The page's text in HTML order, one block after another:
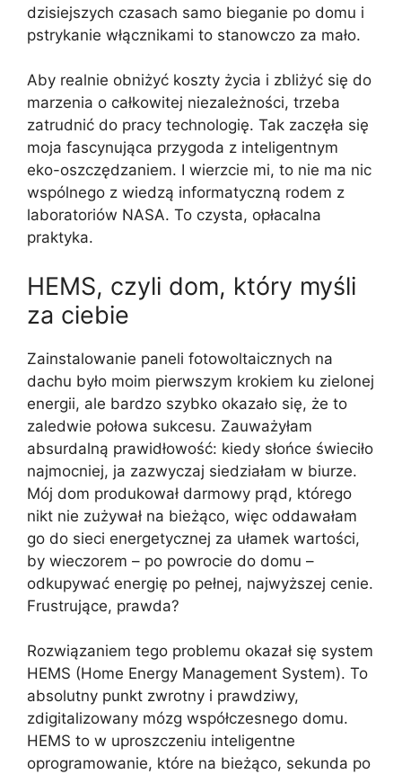
dzisiejszych czasach samo bieganie po domu i
pstrykanie włącznikami to stanowczo za mało.
Aby realnie obniżyć koszty życia i zbliżyć się do
marzenia o całkowitej niezależności, trzeba
zatrudnić do pracy technologię. Tak zaczęła się
moja fascynująca przygoda z inteligentnym
eko-oszczędzaniem. I wierzcie mi, to nie ma nic
wspólnego z wiedzą informatyczną rodem z
laboratoriów NASA. To czysta, opłacalna
praktyka.
HEMS, czyli dom, który myśli
za ciebie
Zainstalowanie paneli fotowoltaicznych na
dachu było moim pierwszym krokiem ku zielonej
energii, ale bardzo szybko okazało się, że to
zaledwie połowa sukcesu. Zauważyłam
absurdalną prawidłowość: kiedy słońce świeciło
najmocniej, ja zazwyczaj siedziałam w biurze.
Mój dom produkował darmowy prąd, którego
nikt nie zużywał na bieżąco, więc oddawałam
go do sieci energetycznej za ułamek wartości,
by wieczorem – po powrocie do domu –
odkupywać energię po pełnej, najwyższej cenie.
Frustrujące, prawda?
Rozwiązaniem tego problemu okazał się system
HEMS (Home Energy Management System). To
absolutny punkt zwrotny i prawdziwy,
zdigitalizowany mózg współczesnego domu.
HEMS to w uproszczeniu inteligentne
oprogramowanie, które na bieżąco, sekunda po